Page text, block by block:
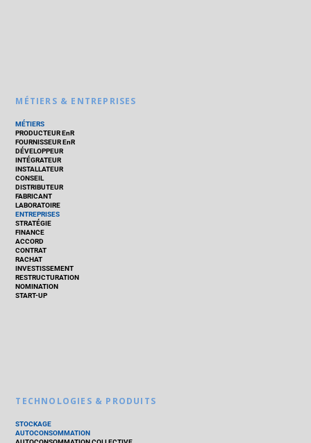
MÉTIERS & ENTREPRISES
MÉTIERS
PRODUCTEUR EnR
FOURNISSEUR EnR
DÉVELOPPEUR
INTÉGRATEUR
INSTALLATEUR
CONSEIL
DISTRIBUTEUR
FABRICANT
LABORATOIRE
ENTREPRISES
STRATÉGIE
FINANCE
ACCORD
CONTRAT
RACHAT
INVESTISSEMENT
RESTRUCTURATION
NOMINATION
START-UP
TECHNOLOGIES & PRODUITS
STOCKAGE
AUTOCONSOMMATION